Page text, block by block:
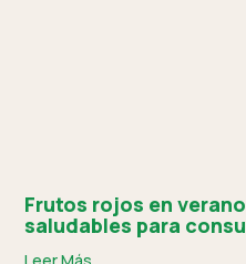
Frutos rojos en
saludables para